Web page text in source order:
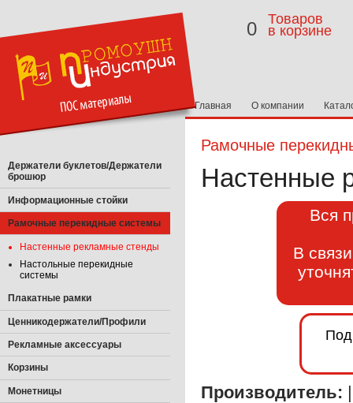
Держатели буклетов/Держатели
брошюр
Информационные стойки
Рамочные перекидные системы
Настенные рекламные стенды
Настольные перекидные
системы
Плакатные рамки
Ценникодержатели/Профили
Рекламные аксессуары
Корзины
Монетницы
0 Товаров
в корзине
Главная О компании
Рамочные
Настенные
Вся
В
Производитель: